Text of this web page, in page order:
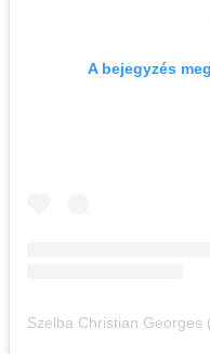
A bejegyzés